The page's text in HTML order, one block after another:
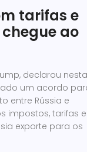
tarifas e
ao
declarou nesta
um acordo
entre Rússia e
impostos, tarifas e
exporte para os